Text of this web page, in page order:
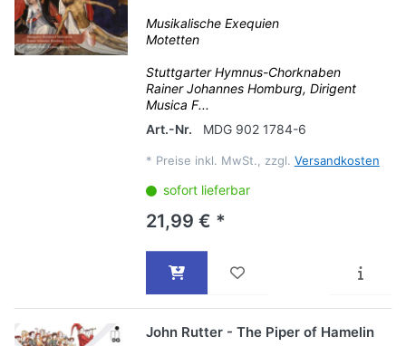
Musikalische Exequien
Motetten
Stuttgarter Hymnus-Chorknaben
Rainer Johannes Homburg, Dirigent
Musica F...
Art.-Nr.
MDG 902 1784-6
* Preise inkl. MwSt., zzgl. Versandkosten
sofort lieferbar
21,99 € *
John Rutter - The Piper of Hamelin